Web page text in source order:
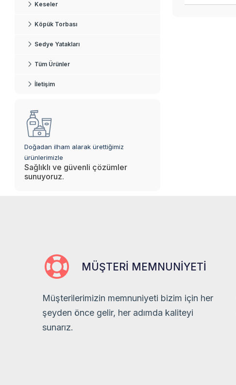
Keseler
Köpük Torbası
Sedye Yatakları
Tüm Ürünler
İletişim
Doğadan ilham alarak ürettiğimiz
ürünlerimizle
Sağlıklı ve güvenli çözümler
sunuyoruz.
MÜŞTERI MEMNUNIYETI
Müşterilerimizin memnuniyeti bizim için her
şeyden önce gelir, her adımda kaliteyi
sunarız.